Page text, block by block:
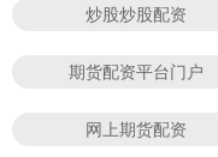
炒股炒股配资
期货配资平台门户
网上期货配资